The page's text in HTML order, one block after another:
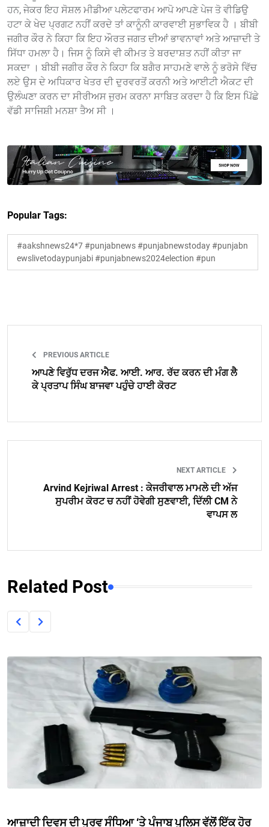
ਹਨ, ਜੇਕਰ ਇਹ ਸੋਸ਼ਲ ਮੀਡੀਆ ਪਲੇਟਫਾਰਮ ਆਪੋ ਆਪਣੇ ਪੇਜ ਤੋ ਵੀਡਿਉ
ਹਟਾ ਕੇ ਖੇਦ ਪ੍ਰਗਟ ਨਹੀਂ ਕਰਦੇ ਤਾਂ ਕਾਨੂੰਨੀ ਕਾਰਵਾਈ ਸੁਭਾਵਿਕ ਹੈ । ਬੀਬੀ
ਜਗੀਰ ਕੌਰ ਨੇ ਕਿਹਾ ਕਿ ਇਹ ਔਰਤ ਜਗਤ ਦੀਆਂ ਭਾਵਨਾਵਾਂ ਅਤੇ ਆਜ਼ਾਦੀ ਤੇ
ਸਿੱਧਾ ਹਮਲਾ ਹੈ। ਜਿਸ ਨੂੰ ਕਿਸੇ ਵੀ ਕੀਮਤ ਤੇ ਬਰਦਾਸ਼ਤ ਨਹੀਂ ਕੀਤਾ ਜਾ
ਸਕਦਾ । ਬੀਬੀ ਜਗੀਰ ਕੌਰ ਨੇ ਕਿਹਾ ਕਿ ਬਗੈਰ ਸਾਹਮਣੇ ਵਾਲੇ ਨੂੰ ਭਰੋਸੇ ਵਿੱਚ
ਲਏ ਉਸ ਦੇ ਅਧਿਕਾਰ ਖੇਤਰ ਦੀ ਦੁਰਵਰਤੋਂ ਕਰਨੀ ਅਤੇ ਆਈਟੀ ਐਕਟ ਦੀ
ਉਲੰਘਣਾ ਕਰਨ ਦਾ ਸੀਰੀਅਸ ਜੁਰਮ ਕਰਨਾ ਸਾਬਿਤ ਕਰਦਾ ਹੈ ਕਿ ਇਸ ਪਿੱਛੇ
ਵੱਡੀ ਸਾਜਿਸ਼ੀ ਮਨਸ਼ਾ ਤੈਅ ਸੀ ।
Popular Tags:
#aakshnews24*7 #punjabnews #punjabnewstoday #punjabn
ewslivetodaypunjabi #punjabnews2024election #pun
PREVIOUS ARTICLE
ਆਪਣੇ ਵਿਰੁੱਧ ਦਰਜ ਐਫ. ਆਈ. ਆਰ. ਰੱਦ ਕਰਨ ਦੀ ਮੰਗ ਲੈ
ਕੇ ਪ੍ਰਤਾਪ ਸਿੰਘ ਬਾਜਵਾ ਪਹੁੰਚੇ ਹਾਈ ਕੋਰਟ
NEXT ARTICLE
Arvind Kejriwal Arrest : ਕੇਜਰੀਵਾਲ ਮਾਮਲੇ ਦੀ ਅੱਜ
ਸੁਪਰੀਮ ਕੋਰਟ ਚ ਨਹੀਂ ਹੋਵੇਗੀ ਸੁਣਵਾਈ, ਦਿੱਲੀ CM ਨੇ
ਵਾਪਸ ਲ
Related Post
ਆਜ਼ਾਦੀ ਦਿਵਸ ਦੀ ਪੂਰਵ ਸੰਧਿਆ ‘ਤੇ ਪੰਜਾਬ ਪੁਲਿਸ ਵੱਲੋਂ ਇੱਕ ਹੋਰ